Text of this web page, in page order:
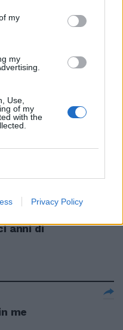
my
my
Use,
of my
with the
Privacy Policy
DUE
anni di
me